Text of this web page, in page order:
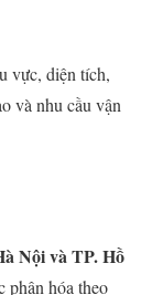
vực, diện tích,
và nhu cầu vận
Nội và TP. Hồ
phân hóa theo